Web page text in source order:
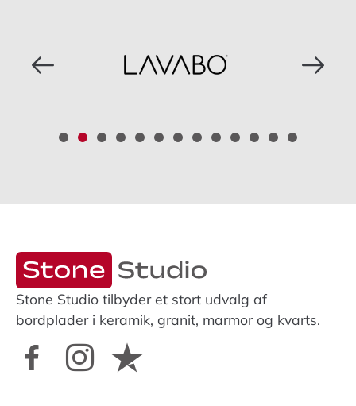
Stone Studio tilbyder et stort udvalg af
bordplader i keramik, granit, marmor og kvarts.